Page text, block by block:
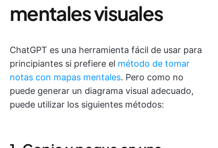
mentales visuales
ChatGPT es una herramienta fácil de usar para
principiantes si prefiere el método de tomar
notas con mapas mentales. Pero como no
puede generar un diagrama visual adecuado,
puede utilizar los siguientes métodos: